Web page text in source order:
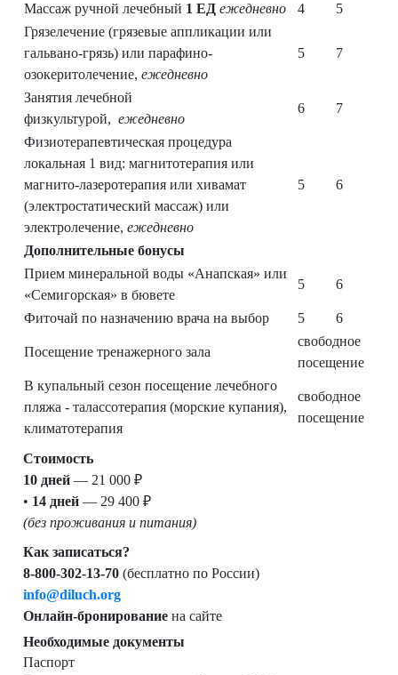
Массаж ручной лечебный 1 ЕД ежедневно 4
5
Грязелечение (грязевые аппликации или
гальвано-грязь) или парафино-
озокеритолечение,ежедневно
5 7
Занятия лечебной
физкультурой,ежедневно
6 7
Физиотерапевтическая процедура
локальная 1 вид: магнитотерапия или
магнито-лазеротерапия или хивамат
(электростатический массаж) или
электролечение,ежедневно
5 6
Дополнительные бонусы
Прием минеральной воды «Анапская» или
«Семигорская» в бювете
5 6
Фиточай по назначению врача на выбор 5 6
Посещение тренажерного зала
свободное
посещение
В купальный сезон посещение лечебного
пляжа - талассотерапия (морские купания),
климатотерапия
свободное
посещение
Стоимость
10 дней — 21 000 ₽
• 14 дней — 29 400 ₽
(без проживания и питания)
Как записаться?
8-800-302-13-70 (бесплатно по России)
info@diluch.org
Онлайн-бронирование на сайте
Необходимые документы
Паспорт